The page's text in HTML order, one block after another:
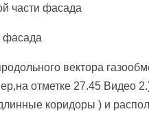
вектора
отметке 27.45 Видео
коридоры ) и